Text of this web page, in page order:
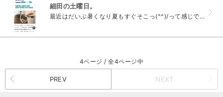
細田の土曜日。
最近はだいぶ暑くなり夏もすぐそこっ(^^)/って感じですね。 楽しみ楽しみ楽しみ楽しみ楽しみ楽しみ楽しみ楽しみ楽しみ 土曜日は基本内部での業務をしている...
4ページ / 全4ページ中
PREV NEXT